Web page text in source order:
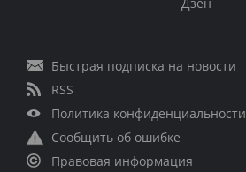
Быстрая подписка на новости
RSS
Политика конфиденциальности
Сообщить об ошибке
Правовая информация